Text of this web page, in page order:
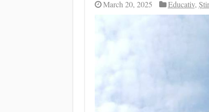
March 20, 2025 Educativ,